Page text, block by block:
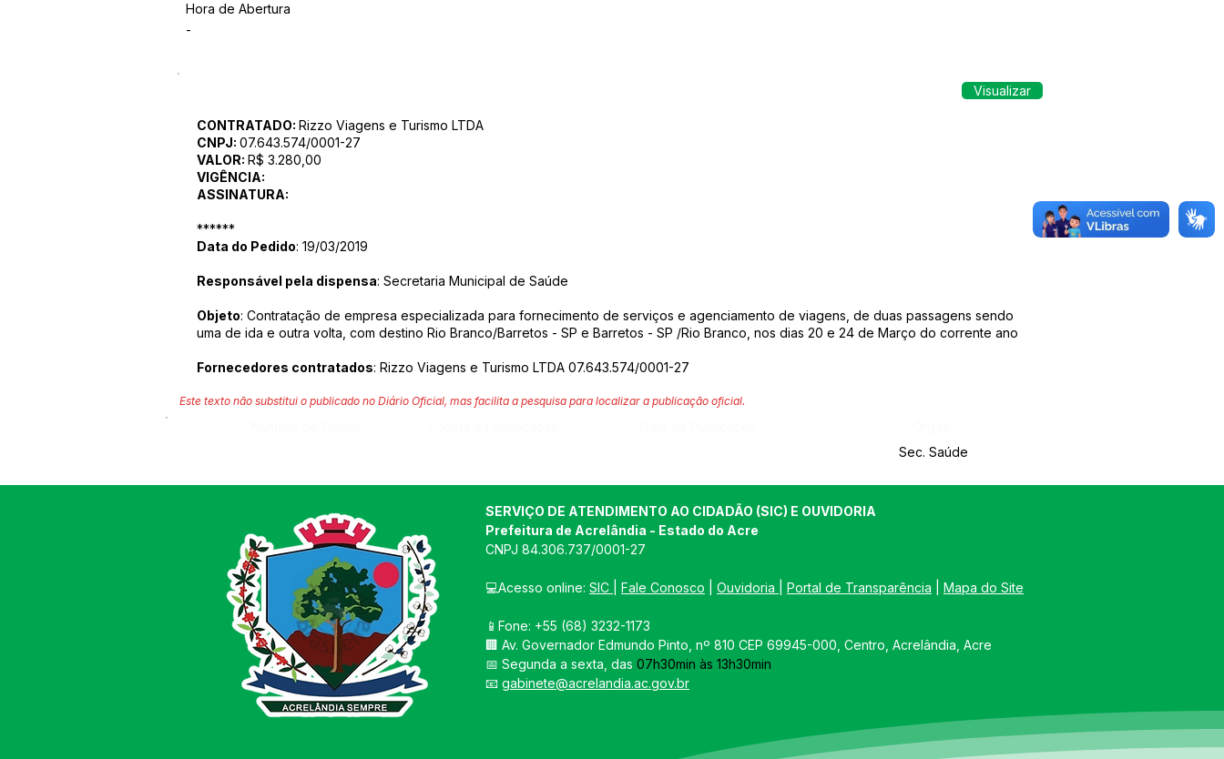
Hora de Abertura
-
Visualizar
CONTRATADO: Rizzo Viagens e Turismo LTDA
CNPJ: 07.643.574/0001-27
VALOR: R$ 3.280,00
VIGÊNCIA:
ASSINATURA:
******
Data do Pedido: 19/03/2019
Responsável pela dispensa: Secretaria Municipal de Saúde
Objeto: Contratação de empresa especializada para fornecimento de serviços e agenciamento de viagens, de duas passagens sendo
uma de ida e outra volta, com destino Rio Branco/Barretos - SP e Barretos - SP /Rio Branco, nos dias 20 e 24 de Março do corrente ano
Fornecedores contratados: Rizzo Viagens e Turismo LTDA 07.643.574/0001-27
Este texto não substitui o publicado no Diário Oficial, mas facilita a pesquisa para localizar a publicação oficial.
Sec. Saúde
SERVIÇO DE ATENDIMENTO AO CIDADÃO (SIC) E OUVIDORIA
Prefeitura de Acrelândia - Estado do Acre
CNPJ 84.306.737/0001-27
💻Acesso online: SIC Fale Conosco Ouvidoria Portal de Transparência Mapa do Site
📱Fone: +55 (68) 3232-1173
🏢 Av. Governador Edmundo Pinto, nº 810 CEP 69945-000, Centro, Acrelândia, Acre
📅 Segunda a sexta, das 07h30min às 13h30min
📧 gabinete@acrelandia.ac.gov.br